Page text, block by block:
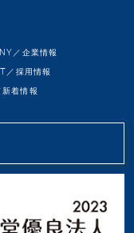
／企業情報
／採用情報
新着情報